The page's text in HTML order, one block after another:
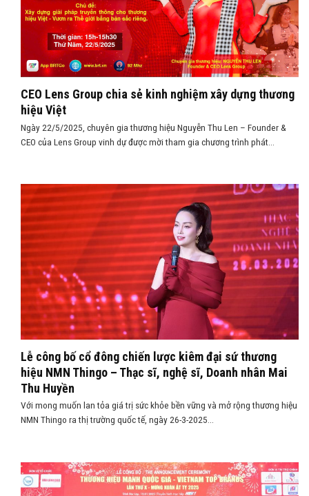
CEO Lens Group chia sẻ kinh nghiệm xây dựng thương
hiệu Việt
Ngày 22/5/2025, chuyên gia thương hiệu Nguyễn Thu Len – Founder &
CEO của Lens Group vinh dự được mời tham gia chương trình phát...
Lễ công bố cổ đông chiến lược kiêm đại sứ thương
hiệu NMN Thingo – Thạc sĩ, nghệ sĩ, Doanh nhân Mai
Thu Huyền
Với mong muốn lan tỏa giá trị sức khỏe bền vững và mở rộng thương hiệu
NMN Thingo ra thị trường quốc tế, ngày 26-3-2025...